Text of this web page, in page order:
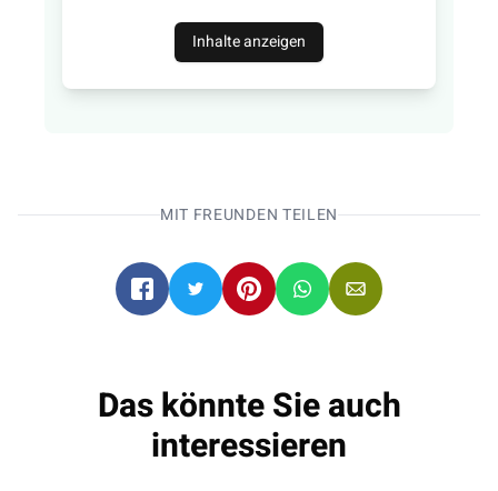
Inhalte anzeigen
MIT FREUNDEN TEILEN
Das könnte Sie auch
interessieren